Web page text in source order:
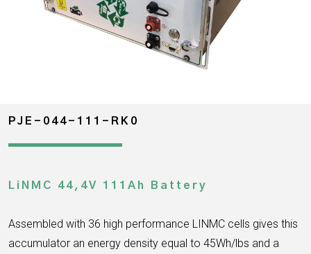
PJE-044-111-RK0
LiNMC 44,4V 111Ah Battery
Assembled with 36 high performance LINMC cells gives this
accumulator an energy density equal to 45Wh/lbs and a